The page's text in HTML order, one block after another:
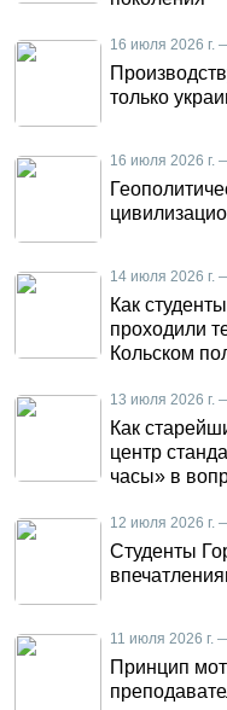
16 июля 2026 г.
только
16 июля 2026 г.
14 июля 2026 г.
Как
проходили
Кольском
13 июля 2026 г.
Как
центр
часы» в
12 июля 2026 г.
Студенты
11 июля 2026 г.
Принцип